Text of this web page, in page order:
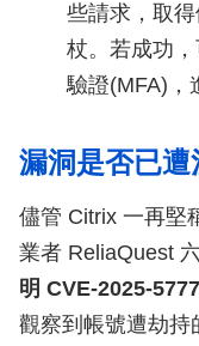
些請求，取
杖。若成功
驗證(MFA)，
漏洞是否已遭
儘管 Citrix 一再堅
業者 ReliaQuest
明 CVE-2025-
觀察到帳號遭劫持